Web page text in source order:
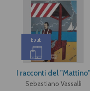
Epub
I racconti del "Mattino"
Sebastiano Vassalli